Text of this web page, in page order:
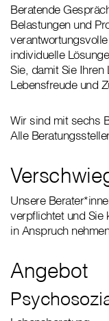
Beratende
Belastungen und
individuelle
Sie, damit Sie
Lebensfreude und
Wir sind mit sechs
Alle
Unsere
verpflichtet und Sie
in Anspruch
Angebot